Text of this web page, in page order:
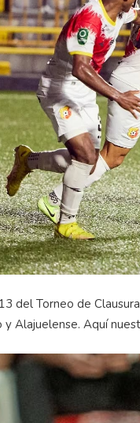
del Torneo de
Alajuelense. Aquí